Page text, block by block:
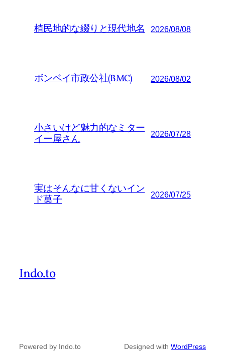
植民地的な綴りと現代地名 2026/08/08
ボンベイ市政公社(BMC) 2026/08/02
小さいけど魅力的なミター
イー屋さん
2026/07/28
実はそんなに甘くないイン
ド菓子
2026/07/25
Indo.to
Powered by Indo.to Designed with WordPress